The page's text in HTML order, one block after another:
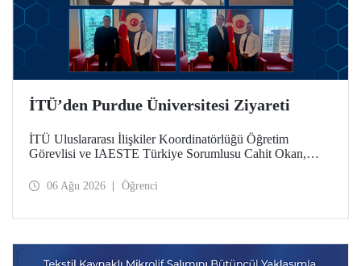
İTÜ’den Purdue Üniversitesi Ziyareti
İTÜ Uluslararası İlişkiler Koordinatörlüğü Öğretim
Görevlisi ve IAESTE Türkiye Sorumlusu Cahit Okan,
Temmuz tarihlerinde ABD’de dünyanın önde gelen
06 Ağu 2026 Öğrenci